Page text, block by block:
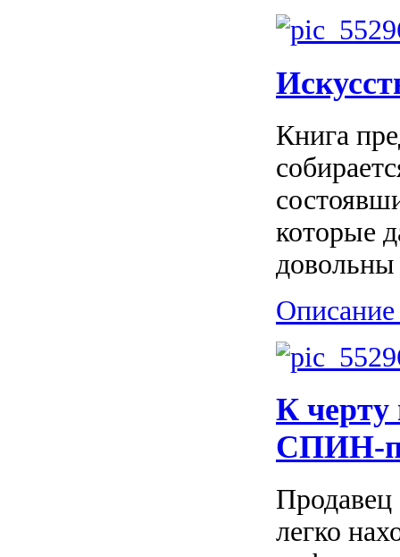
Книга
которые
Описание
К черту
СПИН-
легко